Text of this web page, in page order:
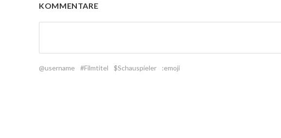
KOMMENTARE
@username #Filmtitel $Schauspieler :emoji